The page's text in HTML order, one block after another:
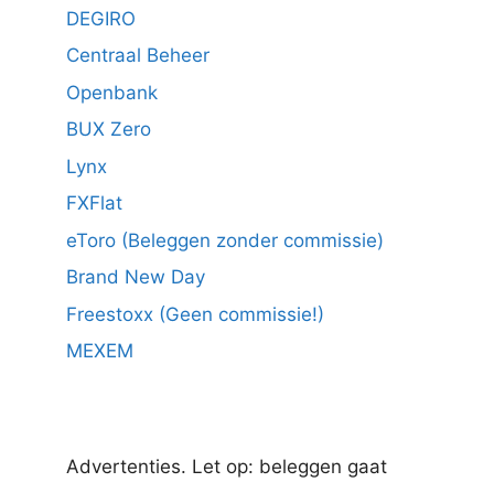
DEGIRO
Centraal Beheer
Openbank
BUX Zero
Lynx
FXFlat
eToro (Beleggen zonder commissie)
Brand New Day
Freestoxx (Geen commissie!)
MEXEM
Advertenties. Let op: beleggen gaat